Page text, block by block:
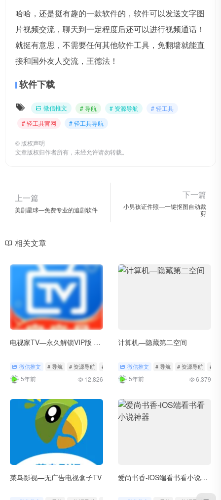
哈哈，还是挺有趣的一款软件的，软件可以发送文字图
片视频交流，聊天到一定程度后还可以进行视频通话！
就挺有意思，不需要任何其他软件工具，免翻墙就能直
接和国外友人交流，王德法！
软件下载
微信推文 # 导航 # 资源导航
# 轻工具
# 轻工具官网
# 轻工具导航
© 版权声明
文章版权归作者所有，未经允许请勿转载。
上一篇
美剧星球—免费专业的追剧软件
下一篇
小男孩证件照—一键抠图自动裁
剪
相关文章
电视家TV—永久解锁VIP版 去除无广告！
微信推文 # 导航 # 资源导航 # 轻工具
5年前 12,826
计算机—隐藏第二空间
微信推文 # 导航 # 资源导航 # 轻
5年前 6,379
菜鸟影视—无广告电视盒子TV 爱尚书香-iOS端看书看小说神器